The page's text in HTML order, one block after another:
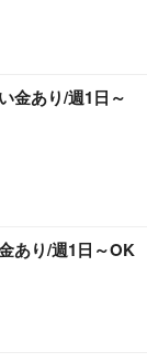
金あり/週1日～
あり/週1日～OK